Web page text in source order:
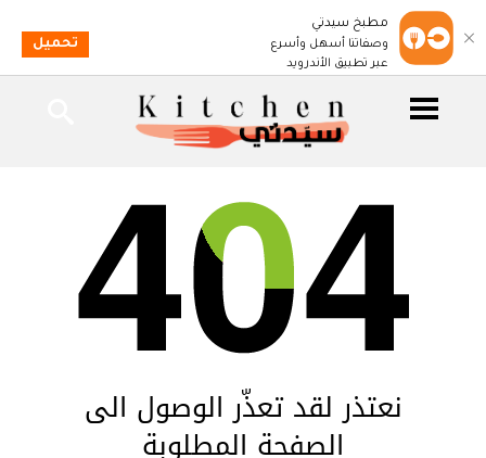
نعتذر لقد تعذّر الوصول الى
الصفحة المطلوبة
مطبخ سيدتي
وصفاتنا أسهل وأسرع
عبر تطبيق الأندرويد
تحميل